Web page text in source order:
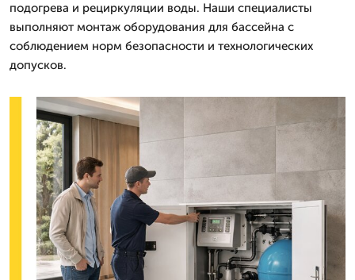
подогрева и рециркуляции воды. Наши специалисты
выполняют монтаж оборудования для бассейна с
соблюдением норм безопасности и технологических
допусков.